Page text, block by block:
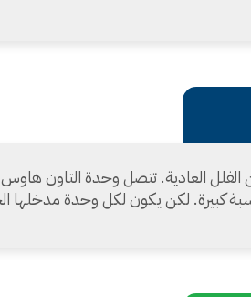
العادية. تتصل وحدة التاون
كبيرة. لكن يكون لكل وحدة مدخلها